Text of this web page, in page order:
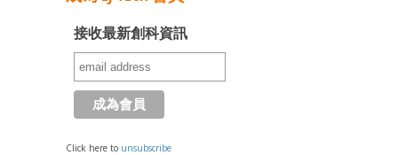
接收最新創科資訊
Click here to unsubscribe